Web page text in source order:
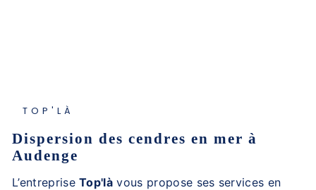
TOP'LÀ
dispersion des cendres en mer à
Audenge
L’entrepriseTop'là vous propose ses services en